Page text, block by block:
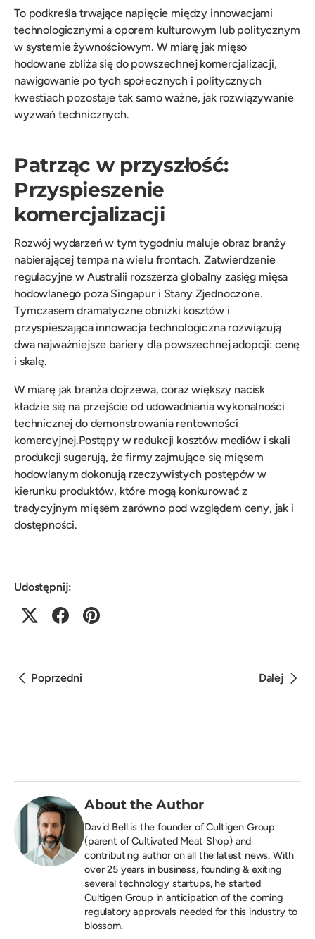
To podkreśla trwające napięcie między innowacjami
technologicznymi a oporem kulturowym lub politycznym
w systemie żywnościowym. W miarę jak mięso
hodowane zbliża się do powszechnej komercjalizacji,
nawigowanie po tych społecznych i politycznych
kwestiach pozostaje tak samo ważne, jak rozwiązywanie
wyzwań technicznych.
Patrząc w przyszłość:
Przyspieszenie
komercjalizacji
Rozwój wydarzeń w tym tygodniu maluje obraz branży
nabierającej tempa na wielu frontach. Zatwierdzenie
regulacyjne w Australii rozszerza globalny zasięg mięsa
hodowlanego poza Singapur i Stany Zjednoczone.
Tymczasem dramatyczne obniżki kosztów i
przyspieszająca innowacja technologiczna rozwiązują
dwa najważniejsze bariery dla powszechnej adopcji: cenę
i skalę.
W miarę jak branża dojrzewa, coraz większy nacisk
kładzie się na przejście od udowadniania wykonalności
technicznej do demonstrowania rentowności
komercyjnej.Postępy w redukcji kosztów mediów i skali
produkcji sugerują, że firmy zajmujące się mięsem
hodowlanym dokonują rzeczywistych postępów w
kierunku produktów, które mogą konkurować z
tradycyjnym mięsem zarówno pod względem ceny, jak i
dostępności.
Udostępnij:
Poprzedni Dalej
About the Author
David Bell is the founder ofCultigen Group
(parent of Cultivated Meat Shop) and
contributing author on all the latest news. With
over 25 years in business, founding & exiting
several technology startups, he started
Cultigen Group in anticipation of the coming
regulatory approvals needed for this industry to
blossom.